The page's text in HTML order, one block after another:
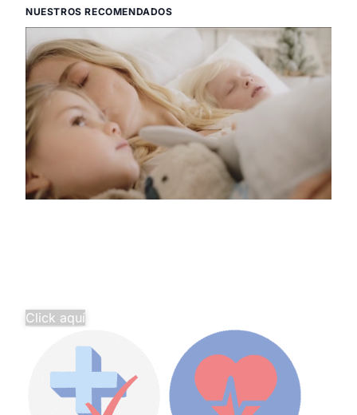
NUESTROS RECOMENDADOS
Click aquí